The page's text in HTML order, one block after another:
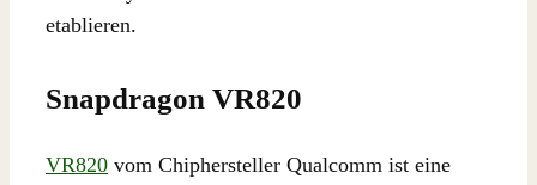
etablieren.
Snapdragon VR820
VR820 vom Chiphersteller Qualcomm ist eine